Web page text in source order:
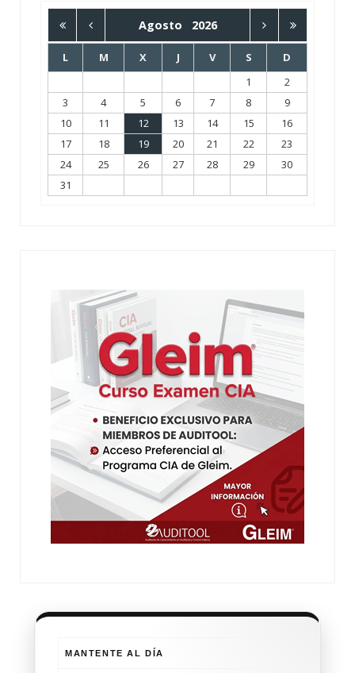
Agosto 2026
L M X J V S
D
1
2
3
4 5 6 7 8
9
10
11 12 13 14 15
16
17
18 19 20 21 22
23
24
25 26 27 28 29
30
31
MANTENTE AL DÍA